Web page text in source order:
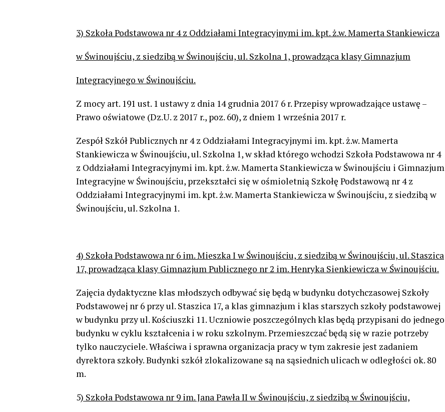
3) Szkoła Podstawowa nr 4 z Oddziałami Integracyjnymi im. kpt. ż.w. Mamerta Stankiewicza
w Świnoujściu, z siedzibą w Świnoujściu, ul. Szkolna 1, prowadząca klasy Gimnazjum
Integracyjnego w Świnoujściu.
Z mocy art. 191 ust. 1 ustawy z dnia 14 grudnia 2017 6 r. Przepisy wprowadzające ustawę –
Prawo oświatowe (Dz.U. z 2017 r., poz. 60), z dniem 1 września 2017 r.
Zespół Szkół Publicznych nr 4 z Oddziałami Integracyjnymi im. kpt. ż.w. Mamerta
Stankiewicza w Świnoujściu, ul. Szkolna 1, w skład którego wchodzi Szkoła Podstawowa nr 4
z Oddziałami Integracyjnymi im. kpt. ż.w. Mamerta Stankiewicza w Świnoujściu i Gimnazjum
Integracyjne w Świnoujściu, przekształci się w ośmioletnią Szkołę Podstawową nr 4 z
Oddziałami Integracyjnymi im. kpt. ż.w. Mamerta Stankiewicza w Świnoujściu, z siedzibą w
Świnoujściu, ul. Szkolna 1.
4) Szkoła Podstawowa nr 6 im. Mieszka I w Świnoujściu, z siedzibą w Świnoujściu, ul. Staszica
17, prowadząca klasy Gimnazjum Publicznego nr 2 im. Henryka Sienkiewicza w Świnoujściu.
Zajęcia dydaktyczne klas młodszych odbywać się będą w budynku dotychczasowej Szkoły
Podstawowej nr 6 przy ul. Staszica 17, a klas gimnazjum i klas starszych szkoły podstawowej
w budynku przy ul. Kościuszki 11. Uczniowie poszczególnych klas będą przypisani do jednego
budynku w cyklu kształcenia i w roku szkolnym. Przemieszczać będą się w razie potrzeby
tylko nauczyciele. Właściwa i sprawna organizacja pracy w tym zakresie jest zadaniem
dyrektora szkoły. Budynki szkół zlokalizowane są na sąsiednich ulicach w odległości ok. 80
m.
5) Szkoła Podstawowa nr 9 im. Jana Pawła II w Świnoujściu, z siedzibą w Świnoujściu,